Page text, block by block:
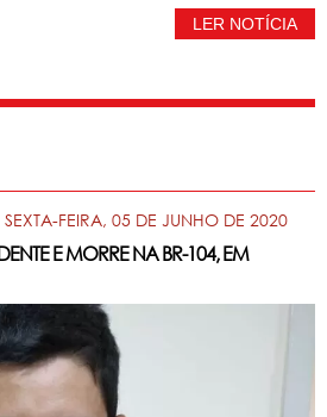
LER NOTÍCIA
SEXTA-FEIRA, 05 DE JUNHO DE 2020
E MORRE NA BR-104, EM